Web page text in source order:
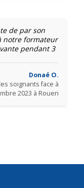
de par son
notre formateur
pendant 3
Donaé O.
soignants face à
2023 à Rouen